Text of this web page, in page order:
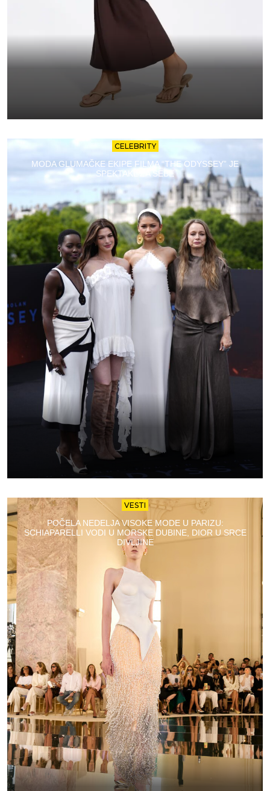
CELEBRITY
MODA GLUMAČKE EKIPE FILMA “THE ODYSSEY” JE
SPEKTAKL ZA SEBE
VESTI
POČELA NEDELJA VISOKE MODE U PARIZU:
SCHIAPARELLI VODI U MORSKE DUBINE, DIOR U SRCE
DIVLJINE